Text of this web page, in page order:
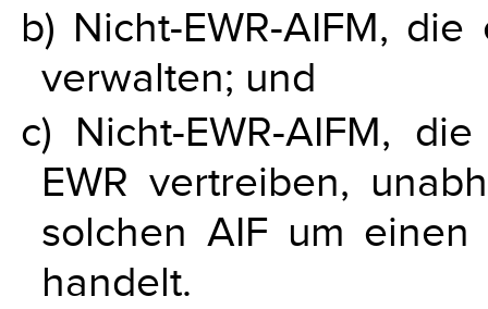
b) Nicht-EWR-AIFM,
verwalten; und
c) Nicht-EWR-AIFM,
EWR vertreiben,
solchen AIF um einen
handelt.